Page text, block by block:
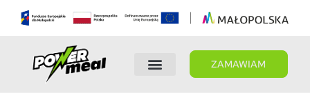
ZAMAWIAM